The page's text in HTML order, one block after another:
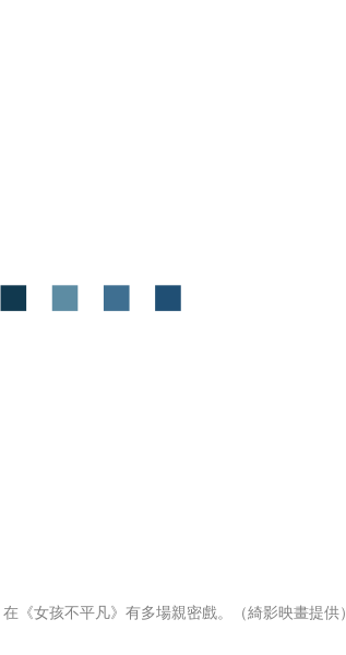
《女孩不平凡》有多場親密戲。（綺影映畫提供）